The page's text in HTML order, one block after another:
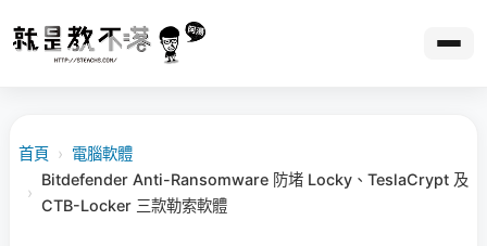
首頁 › 電腦軟體
›
Bitdefender Anti-Ransomware 防堵 Locky、TeslaCrypt 及
CTB-Locker 三款勒索軟體